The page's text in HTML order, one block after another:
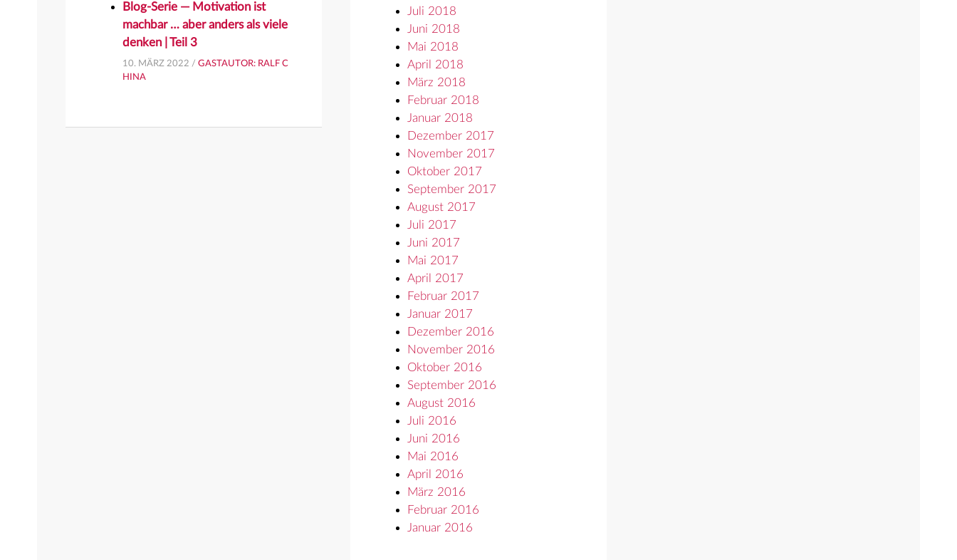
Blog-Serie — Motivation ist
machbar … aber anders als viele
denken | Teil 3
10. MÄRZ 2022 / GASTAUTOR: RALF C
HINA
Juli 2018
Juni 2018
Mai 2018
April 2018
März 2018
Februar 2018
Januar 2018
Dezember 2017
November 2017
Oktober 2017
September 2017
August 2017
Juli 2017
Juni 2017
Mai 2017
April 2017
Februar 2017
Januar 2017
Dezember 2016
November 2016
Oktober 2016
September 2016
August 2016
Juli 2016
Juni 2016
Mai 2016
April 2016
März 2016
Februar 2016
Januar 2016